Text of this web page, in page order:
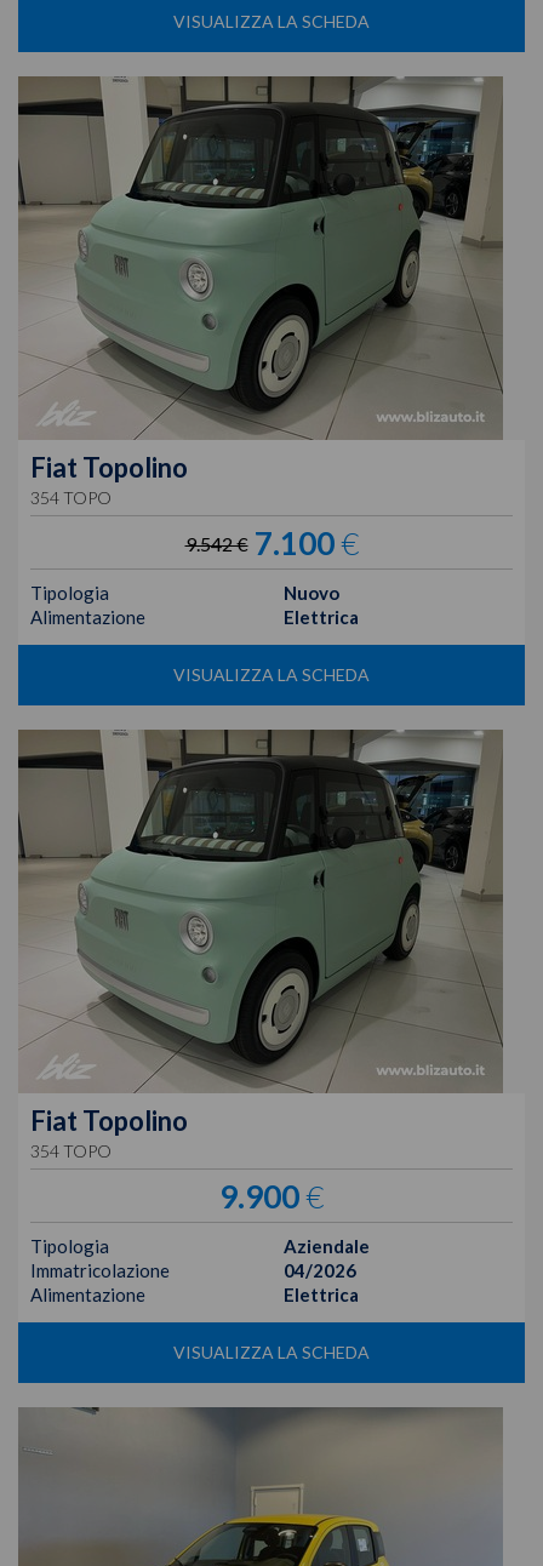
VISUALIZZA LA SCHEDA
Fiat Topolino
354 TOPO
9.542 € 7.100€
Tipologia
Nuovo
Alimentazione
Elettrica
VISUALIZZA LA SCHEDA
Fiat Topolino
354 TOPO
9.900€
Tipologia
Aziendale
Immatricolazione
04/2026
Alimentazione
Elettrica
VISUALIZZA LA SCHEDA